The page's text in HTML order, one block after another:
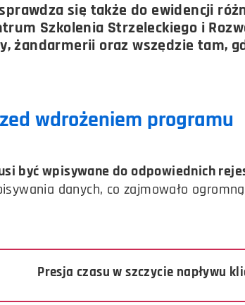
się także do ewidencji
Szkolenia Strzeleckiego i
żandarmerii oraz wszędzie tam,
wdrożeniem programu
być wpisywane do odpowiednich
danych, co zajmowało
Presja czasu w szczycie napływu